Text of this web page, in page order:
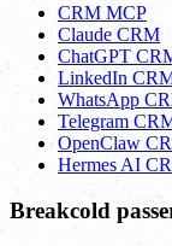
CRM MCP
Claude CRM
ChatGPT
LinkedIn
WhatsApp
Telegram
OpenClaw
Hermes AI
Breakcold